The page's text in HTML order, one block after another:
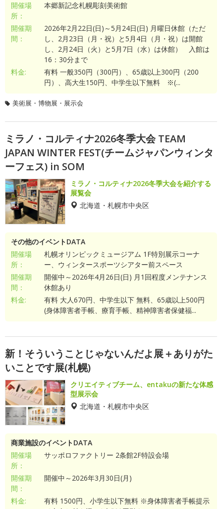
開催場
所：
本郷新記念札幌彫刻美術館
開催期
間：
2026年2月22日(日)～5月24日(日) 月曜日休館（ただ
し、2月23日（月・祝）と5月4日（月・祝）は開館
し、2月24日（火）と5月7日（水）は休館） 入館は
16：30分まで
料金:
有料 一般350円（300円）、65歳以上300円（200
円）、高大生150円、中学生以下無料 ※(...
美術展・博物展・展示会
ミラノ・コルティナ2026冬季大会 TEAM
JAPAN WINTER FEST(チームジャパンウィンタ
ーフェス) in SOM
ミラノ・コルティナ2026冬季大会を紹介する
展覧会
北海道・札幌市中央区
その他のイベントDATA
開催場
所：
札幌オリンピックミュージアム 1F特別展示コーナ
ー、ウィンタースポーツシアター前スペース
開催期
間：
開催中～2026年4月26日(日) 月1回程度メンテナンス
休館あり
料金:
有料 大人670円、中学生以下 無料、65歳以上500円
(身体障害者手帳、療育手帳、精神障害者保健福...
新！そういうことじゃないんだよ展＋ありがた
いことです展(札幌)
クリエイティブチーム、entakuの新たな体感
型展示会
北海道・札幌市中央区
商業施設のイベントDATA
開催場
所：
サッポロファクトリー 2条館2F特設会場
開催期
間：
開催中～2026年3月30日(月)
料金:
有料 1500円、小学生以下無料 ※身体障害者手帳提示